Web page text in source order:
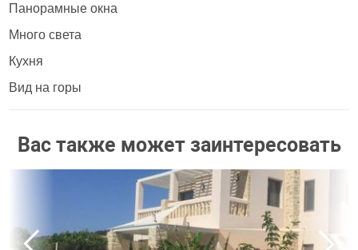
Панорамные окна
Много света
Кухня
Вид на горы
Вас также может заинтересовать